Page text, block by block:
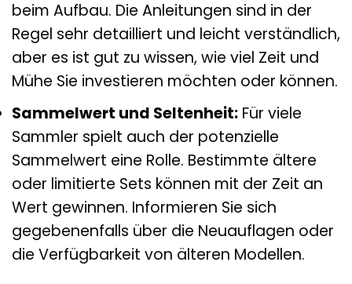
beim Aufbau. Die Anleitungen sind in der
Regel sehr detailliert und leicht verständlich,
aber es ist gut zu wissen, wie viel Zeit und
Mühe Sie investieren möchten oder können.
Sammelwert und Seltenheit: Für viele
Sammler spielt auch der potenzielle
Sammelwert eine Rolle. Bestimmte ältere
oder limitierte Sets können mit der Zeit an
Wert gewinnen. Informieren Sie sich
gegebenenfalls über die Neuauflagen oder
die Verfügbarkeit von älteren Modellen.